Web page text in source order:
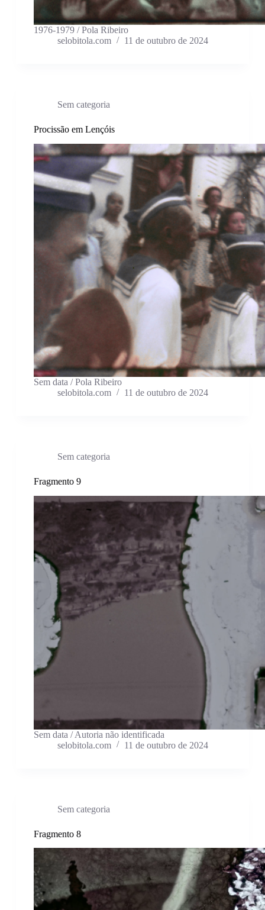
1976-1979 / Pola Ribeiro
selobitola.com
11 de outubro de 2024
Sem categoria
Procissão em Lençóis
Sem data / Pola Ribeiro
selobitola.com
11 de outubro de 2024
Sem categoria
Fragmento 9
Sem data / Autoria não identificada
selobitola.com
11 de outubro de 2024
Sem categoria
Fragmento 8